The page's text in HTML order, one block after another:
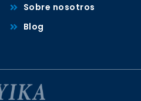
Sobre nosotros
Blog